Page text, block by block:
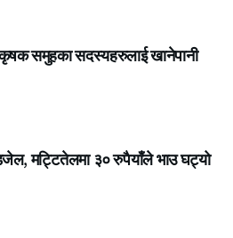
कृषक समुहका सदस्यहरुलाई खानेपानी
मट्टितेलमा ३० रुपैयाँले भाउ घट्यो